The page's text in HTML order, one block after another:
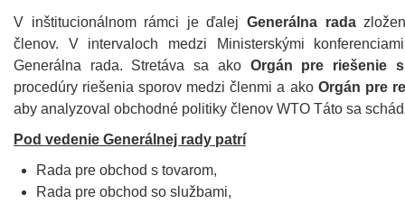
V inštitucionálnom rámci je ďalej Generálna rada
členov. V intervaloch medzi Ministerskými
Generálna rada. Stretáva sa akoOrgán pre riešenie
procedúry riešenia sporov medzi členmi a akoOrgán pre
aby analyzoval obchodné politiky členov WTO Táto sa
Pod vedenie Generálnej rady patrí
Rada pre obchod s tovarom,
Rada pre obchod so službami,